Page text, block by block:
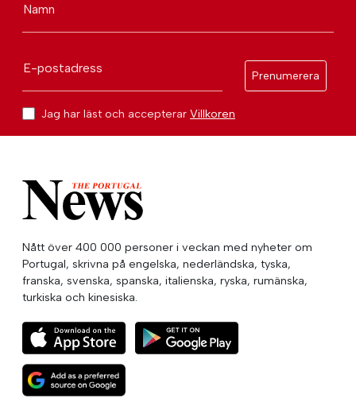
Namn
E-postadress
Prenumerera
Jag har läst och accepterar Villkoren
Nått över 400 000 personer i veckan med nyheter om
Portugal, skrivna på engelska, nederländska, tyska,
franska, svenska, spanska, italienska, ryska, rumänska,
turkiska och kinesiska.